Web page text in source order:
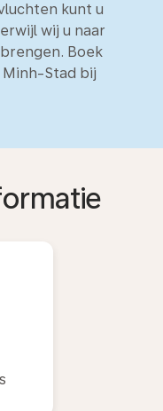
kunt u
wij u naar
Boek
Stad bij